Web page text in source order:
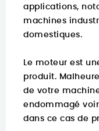
applications,
machines
domestiques.
Le moteur est
produit.
de votre
endommagé
dans ce cas de